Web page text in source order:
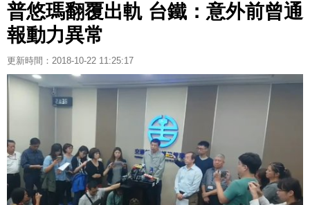
普悠瑪翻覆出軌 台鐵：意外前曾通
報動力異常
更新時間：2018-10-22 11:25:17